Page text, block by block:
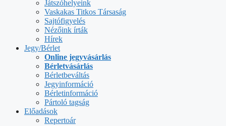
Játszóhelyeink
Vaskakas Titkos Társaság
Sajtófigyelés
Nézőink írták
Hírek
Jegy/Bérlet
Online jegyvásárlás
Bérletvásárlás
Bérletbeváltás
Jegyinformáció
Bérletinformáció
Pártoló tagság
Előadások
Repertoár